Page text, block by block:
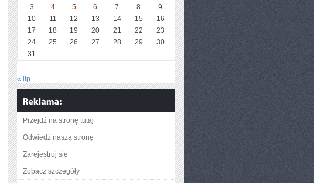
3
4 5 6 7 8
9
10
11 12 13 14 15
16
17
18 19 20 21 22
23
24
25 26 27 28 29
30
31
« lip
Przejdź na stronę tutaj
Odwiedź naszą stronę
Zarejestruj się
Zobacz szczegóły